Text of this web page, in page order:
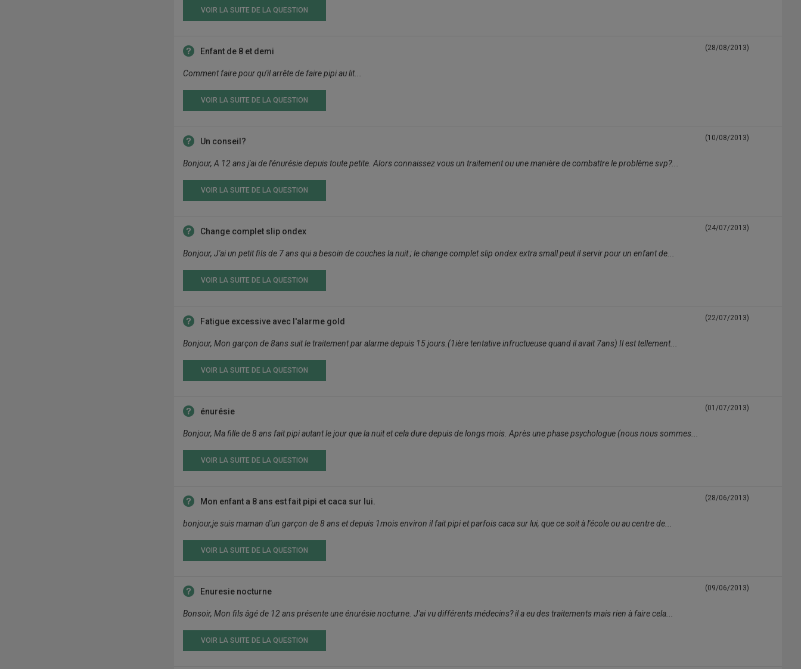
VOIR LA SUITE DE LA QUESTION
Enfant de 8 et demi (28/08/2013)
Comment faire pour qu'il arrête de faire pipi au lit...
VOIR LA SUITE DE LA QUESTION
Un conseil? (10/08/2013)
Bonjour, A 12 ans j'ai de l'énurésie depuis toute petite. Alors connaissez vous un traitement ou une manière de combattre le problème svp?...
VOIR LA SUITE DE LA QUESTION
Change complet slip ondex (24/07/2013)
Bonjour, J'ai un petit fils de 7 ans qui a besoin de couches la nuit ; le change complet slip ondex extra small peut il servir pour un enfant de...
VOIR LA SUITE DE LA QUESTION
Fatigue excessive avec l'alarme gold (22/07/2013)
Bonjour, Mon garçon de 8ans suit le traitement par alarme depuis 15 jours.(1ière tentative infructueuse quand il avait 7ans) Il est tellement...
VOIR LA SUITE DE LA QUESTION
énurésie (01/07/2013)
Bonjour, Ma fille de 8 ans fait pipi autant le jour que la nuit et cela dure depuis de longs mois. Après une phase psychologue (nous nous sommes...
VOIR LA SUITE DE LA QUESTION
Mon enfant a 8 ans est fait pipi et caca sur lui. (28/06/2013)
bonjour,je suis maman d'un garçon de 8 ans et depuis 1mois environ il fait pipi et parfois caca sur lui, que ce soit à l'école ou au centre de...
VOIR LA SUITE DE LA QUESTION
Enuresie nocturne (09/06/2013)
Bonsoir, Mon fils âgé de 12 ans présente une énurésie nocturne. J'ai vu différents médecins? il a eu des traitements mais rien à faire cela...
VOIR LA SUITE DE LA QUESTION